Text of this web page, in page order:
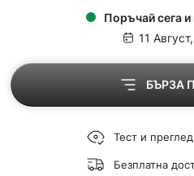
Поръчай сега
11
БЪРЗА
Тест и
Безплатна